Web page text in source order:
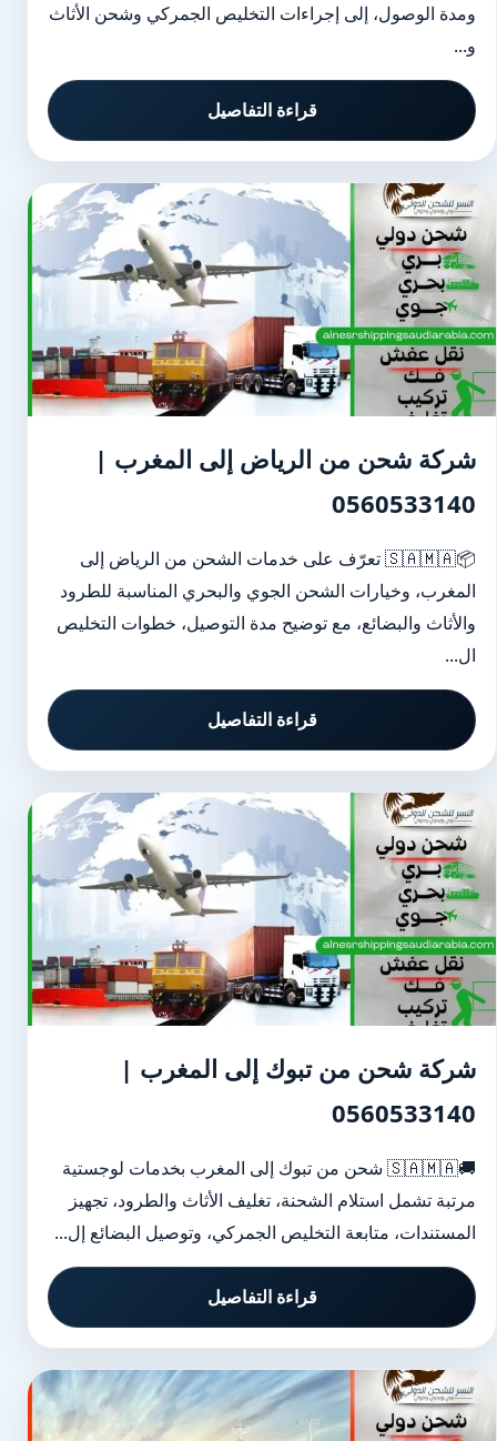
ومدة الوصول، إلى إجراءات التخليص الجمركي وشحن الأثاث
و...
قراءة التفاصيل
شركة شحن من الرياض إلى المغرب |
0560533140
📦🇸🇦🇲🇦 تعرّف على خدمات الشحن من الرياض إلى
المغرب، وخيارات الشحن الجوي والبحري المناسبة للطرود
والأثاث والبضائع، مع توضيح مدة التوصيل، خطوات التخليص
ال...
قراءة التفاصيل
شركة شحن من تبوك إلى المغرب |
0560533140
🚚🇸🇦🇲🇦 شحن من تبوك إلى المغرب بخدمات لوجستية
مرتبة تشمل استلام الشحنة، تغليف الأثاث والطرود، تجهيز
المستندات، متابعة التخليص الجمركي، وتوصيل البضائع إل...
قراءة التفاصيل